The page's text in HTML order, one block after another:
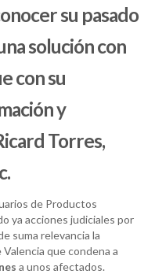
su pasado
solución con
con su
y
Torres,
de Productos
ya acciones judiciales por
suma relevancia la
que condena a
a unos afectados.